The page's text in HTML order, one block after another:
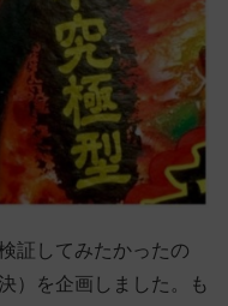
証してみたかったの
）を企画しました。も